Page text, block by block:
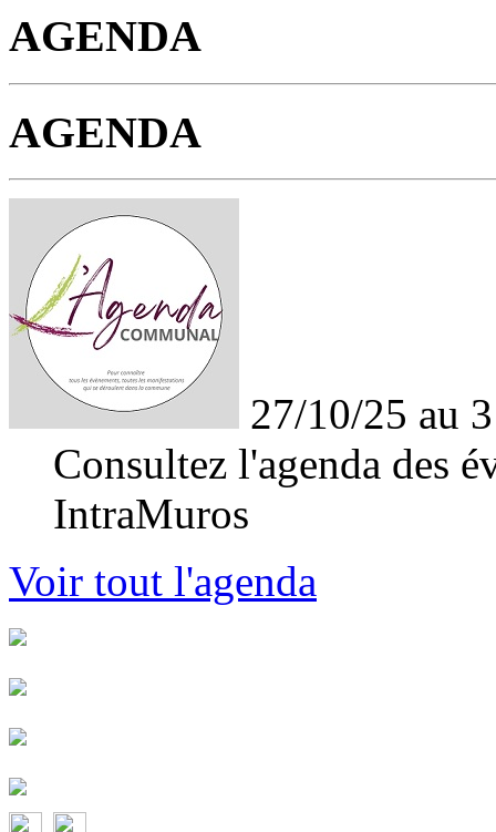
AGENDA
AGENDA
27/10/25 au
Consultez l'agenda des
IntraMuros
Voir tout l'agenda